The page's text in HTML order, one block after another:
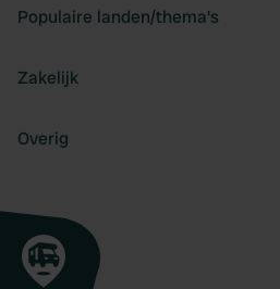
Populaire landen/thema's
Zakelijk
Overig